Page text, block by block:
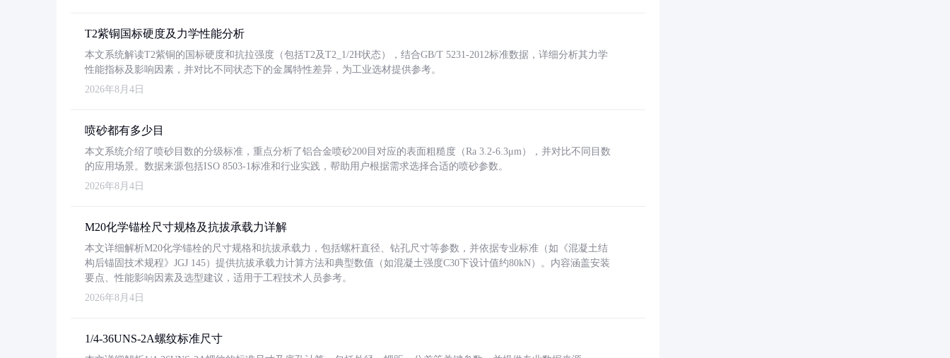
T2紫铜国标硬度及力学性能分析
本文系统解读T2紫铜的国标硬度和抗拉强度（包括T2及T2_1/2H状态），结合GB/T 5231-2012标准数据，详细分析其力学
性能指标及影响因素，并对比不同状态下的金属特性差异，为工业选材提供参考。
2026年8月4日
喷砂都有多少目
本文系统介绍了喷砂目数的分级标准，重点分析了铝合金喷砂200目对应的表面粗糙度（Ra 3.2-6.3μm），并对比不同目数
的应用场景。数据来源包括ISO 8503-1标准和行业实践，帮助用户根据需求选择合适的喷砂参数。
2026年8月4日
M20化学锚栓尺寸规格及抗拔承载力详解
本文详细解析M20化学锚栓的尺寸规格和抗拔承载力，包括螺杆直径、钻孔尺寸等参数，并依据专业标准（如《混凝土结
构后锚固技术规程》JGJ 145）提供抗拔承载力计算方法和典型数值（如混凝土强度C30下设计值约80kN）。内容涵盖安装
要点、性能影响因素及选型建议，适用于工程技术人员参考。
2026年8月4日
1/4-36UNS-2A螺纹标准尺寸